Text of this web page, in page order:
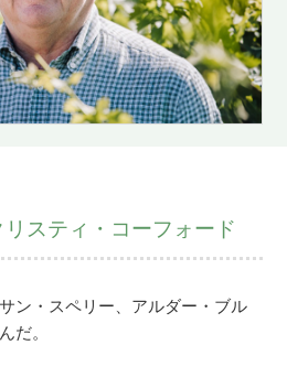
スティ・コーフォード
ン・スペリー、アルダー・ブル
だ。